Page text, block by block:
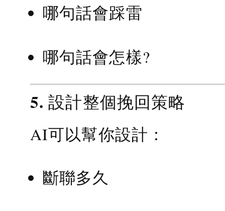
哪句話會踩雷
哪句話會怎樣?
5. 設計整個挽回策略
AI可以幫你設計：
斷聯多久